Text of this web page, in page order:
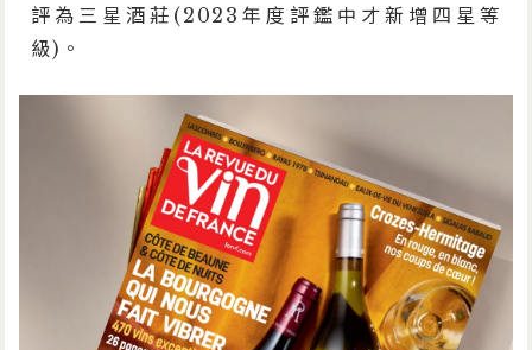
評為三星酒莊(2023年度評鑑中才新增四星等
級)。